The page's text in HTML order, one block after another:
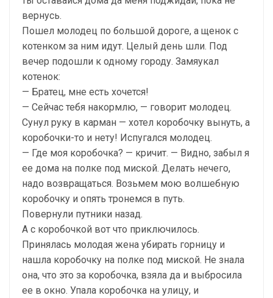
вернусь.
Пошел молодец по большой дороге, а щенок с
котенком за ним идут. Целый день шли. Под
вечер подошли к одному городу. Замяукал
котенок:
— Братец, мне есть хочется!
— Сейчас тебя накормлю, — говорит молодец.
Сунул руку в карман — хотел коробочку вынуть, а
коробочки-то и нету! Испугался молодец.
— Где моя коробочка? — кричит. — Видно, забыл я
ее дома на полке под миской. Делать нечего,
надо возвращаться. Возьмем мою волшебную
коробочку и опять тронемся в путь.
Повернули путники назад.
А с коробочкой вот что приключилось.
Принялась молодая жена убирать горницу и
нашла коробочку на полке под миской. Не знала
она, что это за коробочка, взяла да и выбросила
ее в окно. Упала коробочка на улицу, и